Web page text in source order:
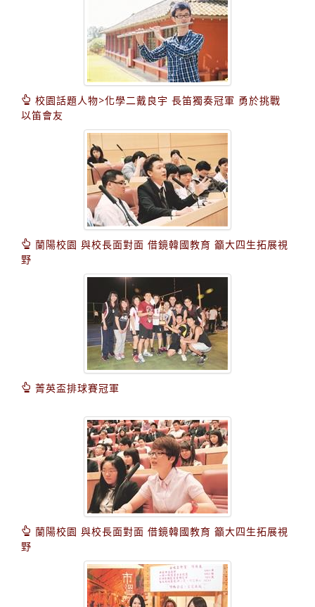
校園話題人物>化學二戴良宇 長笛獨奏冠軍 勇於挑戰
以笛會友
蘭陽校園 與校長面對面 借鏡韓國教育 籲大四生拓展視
野
菁英盃排球賽冠軍
蘭陽校園 與校長面對面 借鏡韓國教育 籲大四生拓展視
野